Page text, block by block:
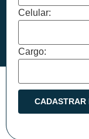
Celular:
Cargo: